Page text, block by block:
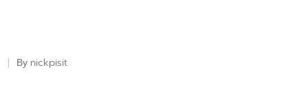
Posted
By nickpisit